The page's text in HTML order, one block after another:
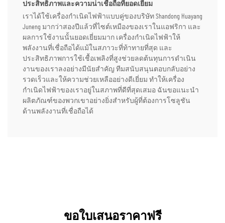
ประสิทธิภาพและความน่าเชื่อถือที่ยอดเยี่ยม
เราได้ใช้เครื่องกำเนิดไฟฟ้าแบบคู่ของบริษัท Shandong Huayang
Juneng มากว่าสองปีแล้วที่ไซต์เหมืองของเราในแอฟริกา และ
ผลการใช้งานนั้นยอดเยี่ยมมาก เครื่องกำเนิดไฟฟ้าให้
พลังงานที่เชื่อถือได้แม้ในสภาวะที่ท้าทายที่สุด และ
ประสิทธิภาพการใช้เชื้อเพลิงที่สูงช่วยลดต้นทุนการดำเนิน
งานของเราลงอย่างมีนัยสำคัญ ทีมสนับสนุนตอบกลับอย่าง
รวดเร็วและให้ความช่วยเหลืออย่างดีเยี่ยม ทำให้เครื่อง
กำเนิดไฟฟ้าของเราอยู่ในสภาพที่ดีที่สุดเสมอ ฉันขอแนะนำ
ผลิตภัณฑ์ของพวกเขาอย่างยิ่งสำหรับผู้ที่ต้องการโซลูชัน
ด้านพลังงานที่เชื่อถือได้
ขอใบเสนอราคาฟรี